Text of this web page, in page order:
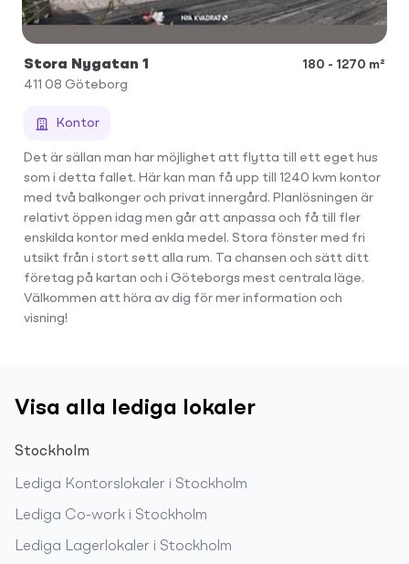
Stora Nygatan 1
180 - 1270 m²
411 08 Göteborg
Kontor
Det är sällan man har möjlighet att flytta till ett eget hus
som i detta fallet. Här kan man få upp till 1240 kvm kontor
med två balkonger och privat innergård. Planlösningen är
relativt öppen idag men går att anpassa och få till fler
enskilda kontor med enkla medel. Stora fönster med fri
utsikt från i stort sett alla rum. Ta chansen och sätt ditt
företag på kartan och i Göteborgs mest centrala läge.
Välkommen att höra av dig för mer information och
visning!
Visa alla lediga lokaler
Stockholm
Lediga Kontorslokaler i Stockholm
Lediga Co-work i Stockholm
Lediga Lagerlokaler i Stockholm